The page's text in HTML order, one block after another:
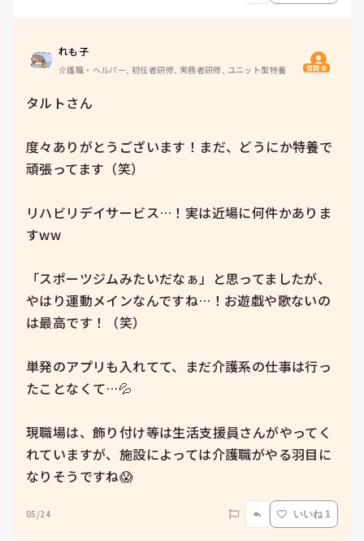
れも子
介護職・ヘルパー, 初任者研修, 実務者研修, ユニット型特養 質問主
タルトさん
度々ありがとうございます！まだ、どうにか特養で
頑張ってます（笑）
リハビリデイサービス…！実は近場に何件かありま
すww
「スポーツジムみたいだなぁ」と思ってましたが、
やはり運動メインなんですね…！お遊戯や歌ないの
は最高です！（笑）
単発のアプリも入れてて、まだ介護系の仕事は行っ
たことなくて…💦
現職場は、飾り付け等は生活支援員さんがやってく
れていますが、施設によっては介護職がやる羽目に
なりそうですね😱
05/24 いいね 1